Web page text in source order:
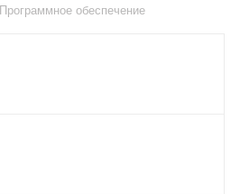
Программное обеспечение